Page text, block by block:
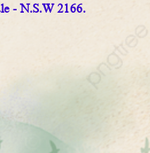
- N.S.W 2166.